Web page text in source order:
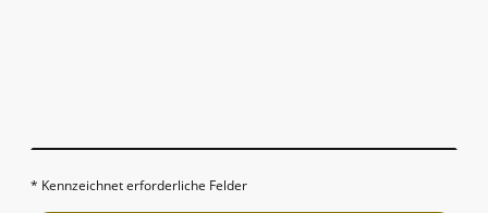
* Kennzeichnet erforderliche Felder